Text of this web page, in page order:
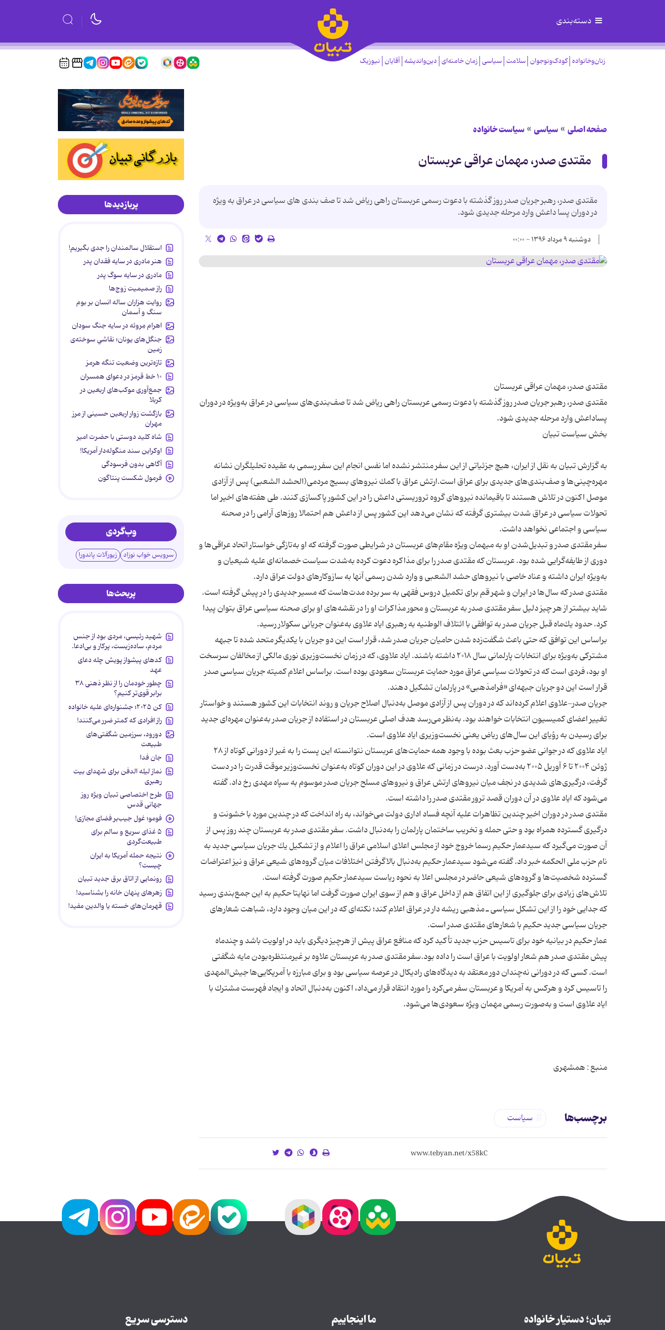
دسته‌بندی
زنان‌وخانواده کودک‌ونوجوان سلامت سیاسی زمان خامنه‌ای دین‌واندیشه آقایان نیوزیک
صفحه اصلی سیاسی سیاست خانواده
مقتدی صدر، مهمان عراقی عربستان
مقتدی صدر، رهبر جریان صدر روز گذشته با دعوت رسمی عربستان راهی ریاض شد تا صف بندی های سیاسی در عراق به ویژه
در دوران پسا داعش وارد مرحله جدیدی شود.
دوشنبه ۹ مرداد ۱۳۹۶ - ۰۰:۰۰
مقتدی صدر، رهبر جریان صدر روز گذشته با دعوت رسمی عربستان راهی ریاض شد تا صف‌بندی‌‌های سیاسی در عراق به‌ویژه در دوران
به گزارش تبیان به نقل از ایران، هیچ جزئیاتی از این سفر منتشر نشده اما نفس انجام این سفر رسمی به عقیده تحلیلگران نشانه
مهره‌چینی‌ها و صف‌بندی‌های جدیدی برای عراق است.ارتش عراق با كمك نیروهای بسیج مردمی(الحشد الشعبی) پس از آزادی
موصل اكنون در تلاش هستند تا باقیمانده نیروهای گروه تروریستی داعش را در این كشور پاكسازی كنند. طی هفته‌های اخیر اما
تحولات سیاسی در عراق شدت بیشتری گرفته كه نشان می‌دهد این كشور پس از داعش هم احتمالا روزهای آرامی را در صحنه
سفر مقتدی صدر و تبدیل‌شدن او به میهمان ویژه مقام‌های عربستان در شرایطی صورت گرفته كه او به‌تازگی خواستار اتحاد عراقی‌ها و
دوری از طایفه‌گرایی شده بود. عربستان كه مقتدی صدر را برای مذاكره دعوت كرده به‌شدت سیاست خصمانه‌ای علیه شیعیان و
مقتدی صدر كه سال‌ها در ایران و شهر قم برای تكمیل دروس فقهی به سر برده مدت‌هاست كه مسیر جدیدی را در پیش گرفته است.
شاید بیشتر از هر چیز دلیل سفر مقتدی صدر به عربستان و محور مذاكرات او را در نقشه‌های او برای صحنه سیاسی عراق بتوان پیدا
براساس این توافق كه حتی باعث شگفت‌زده شدن حامیان جریان صدر شد، قرار است این دو جریان با یكدیگر متحد شده تا جبهه
مشتركی به‌ویژه برای انتخابات پارلمانی سال ۲۰۱۸ داشته باشند. ایاد علاوی، كه در زمان نخست‌وزیری نوری مالكی از مخالفان سرسخت
او بود، فردی است كه در تحولات سیاسی عراق مورد حمایت عربستان سعودی بوده است. براساس اعلام كمیته جریان سیاسی صدر
جریان صدر-علاوی اعلام كرده‌اند كه در دوران پس از آزادی موصل به‌دنبال اصلاح جریان و روند انتخابات این كشور هستند و خواستار
تغییر اعضای كمیسیون انتخابات خواهند بود. به‌نظر می‌رسد هدف اصلی عربستان در استفاده از جریان صدر به‌عنوان مهره‌ای جدید
ایاد علاوی كه در جوانی عضو حزب بعث بوده با وجود همه حمایت‌های عربستان نتوانسته این پست را به غیر از دورانی كوتاه از ۲۸
ژوئن ۲۰۰۴ تا ۶ آوریل ۲۰۰۵ به‌دست آورد. درست در زمانی كه علاوی در این دوران كوتاه به‌عنوان نخست‌وزیر موقت قدرت را در دست
گرفت، درگیری‌های شدیدی در نجف میان نیروهای ارتش عراق و نیروهای مسلح جریان صدر موسوم به سپاه مهدی رخ داد. گفته
مقتدی صدر در دوران اخیر چندین تظاهرات علیه آنچه فساد اداری دولت می‌خواند، به راه انداخت كه در چندین مورد با خشونت و
درگیری گسترده همراه بود و حتی حمله و تخریب ساختمان پارلمان را به‌دنبال داشت. سفر مقتدی صدر به عربستان چند روز پس از
آن صورت می‌گیرد كه سیدعمار حكیم رسما خروج خود از مجلس اعلای اسلامی عراق را اعلام و از تشكیل یك جریان سیاسی جدید به
نام حزب ملی الحكمه خبر داد. گفته می‌شود سیدعمار حكیم به‌دنبال بالاگرفتن اختلافات میان گروه‌های شیعی عراق و نیز اعتراضات
تلاش‌های زیادی برای جلوگیری از این اتفاق هم از داخل عراق و هم از سوی ایران صورت گرفت اما نهایتا حكیم به این جمع‌بندی رسید
كه جدایی خود را از این تشكل سیاسی ـ مذهبی ریشه دار در عراق اعلام كند؛ نكته‌ای كه در این میان وجود دارد، شباهت شعارهای
عمار حكیم در بیانیه خود برای تاسیس حزب جدید تأكید كرد كه منافع عراق پیش از هرچیز دیگری باید در اولویت باشد و چند‌ماه
پیش مقتدی صدر هم شعار اولویت با عراق است را داده بود.سفر مقتدی صدر به عربستان علاوه بر غیرمنتظره‌بودن مایه شگفتی
است. كسی كه در دورانی نه‌چندان دور معتقد به دیدگاه‌های رادیكال در عرصه سیاسی بود و برای مبارزه با آمریكایی‌ها جیش‌المهدی
را تاسیس كرد و هر‌كس به آمریكا و عربستان سفر می‌كرد را مورد انتقاد قرار می‌داد، اكنون به‌دنبال اتحاد و ایجاد فهرست مشترك با
منبع : همشهری
برچسب‌ها سیاست
پربازدیدها
استقلال سالمندان را جدی بگیریم!
هنر مادری در سایه‌ فقدان پدر
مادری در سایه سوگ پدر
راز صمیمیت زوج‌ها
روایت هزاران ساله انسان بر بوم
سنگ و آسمان
اهرام مِروئه در سایه جنگ سودان
جنگل‌های یونان؛ نقاشیِ سوخته‌ی
زمین
تازه‌ترین وضعیت تنگه هرمز
۱۰ خط قرمز در دعوای همسران
جمع‌آوری موکب‌های اربعین در
کربلا
بازگشت زوار اربعین حسینی از مرز
مهران
شاه کلید دوستی با حضرت امیر
اوکراین سند منگوله‌دار آمریکا!
آگاهی بدون فرسودگی
فرمول شکست پنتاگون
وب‌گردی
سرویس خواب نوزاد زیورآلات پاندورا
پربحث‌ها
شهید رئیسی، مردی بود از جنس
مردم، ساده‌زیست، پرکار و بی‌ادعا.
کدهای پیشواز پویش چله دعای
عهد
چطور خودمان را از نظر ذهنی ۳۸
برابر قوی‌تر کنیم؟
کن ۲۰۲۵؛ جشنواره‌ای علیه خانواده
راز افرادی که کمتر ضرر می‌کنند!
دورود، سرزمین شگفتی‌های
طبیعت
جان فدا
نماز لیله الدفن برای شهدای بیت
رهبری
طرح اختصاصی تبیان ویژه روز
جهانی قدس
فومو؛ غول جیب‌بر فضای مجازی!
۵ غذای سریع و سالم برای
طبیعت‌گردی
نتیجه حمله آمریکا به ایران
چیست؟
رونمایی از اتاق برق جدید تبیان
زهرهای پنهان خانه را بشناسید!
قهرمان‌های خسته یا والدین مفید!
تبیان؛ دستیار خانواده ما اینجاییم دسترسی سریع